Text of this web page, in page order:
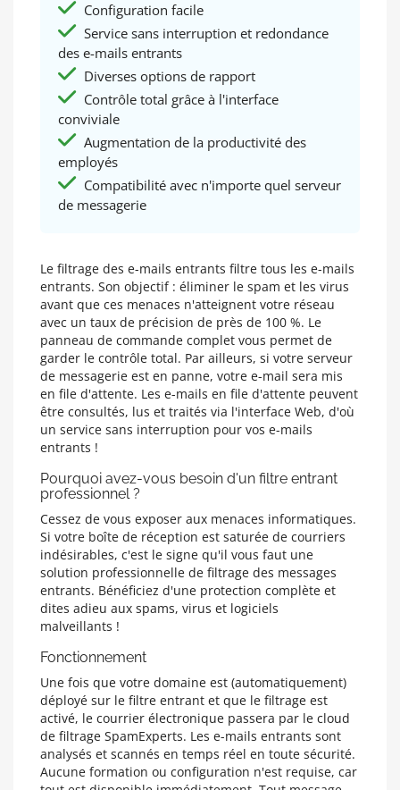
Configuration facile
Service sans interruption et redondance
des e-mails entrants
Diverses options de rapport
Contrôle total grâce à l'interface
conviviale
Augmentation de la productivité des
employés
Compatibilité avec n'importe quel serveur
de messagerie
Le filtrage des e-mails entrants filtre tous les e-mails
entrants. Son objectif : éliminer le spam et les virus
avant que ces menaces n'atteignent votre réseau
avec un taux de précision de près de 100 %. Le
panneau de commande complet vous permet de
garder le contrôle total. Par ailleurs, si votre serveur
de messagerie est en panne, votre e-mail sera mis
en file d'attente. Les e-mails en file d'attente peuvent
être consultés, lus et traités via l'interface Web, d'où
un service sans interruption pour vos e-mails
entrants !
Pourquoi avez-vous besoin d'un filtre entrant
professionnel ?
Cessez de vous exposer aux menaces informatiques.
Si votre boîte de réception est saturée de courriers
indésirables, c'est le signe qu'il vous faut une
solution professionnelle de filtrage des messages
entrants. Bénéficiez d'une protection complète et
dites adieu aux spams, virus et logiciels
malveillants !
Fonctionnement
Une fois que votre domaine est (automatiquement)
déployé sur le filtre entrant et que le filtrage est
activé, le courrier électronique passera par le cloud
de filtrage SpamExperts. Les e-mails entrants sont
analysés et scannés en temps réel en toute sécurité.
Aucune formation ou configuration n'est requise, car